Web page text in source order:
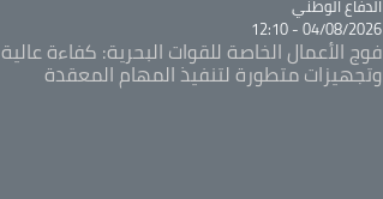
04/08/2026 - 12:10
فوج الأعمال الخاصة للقوات البحرية: كفاءة عالية
وتجهيزات متطورة لتنفيذ المهام المعقدة